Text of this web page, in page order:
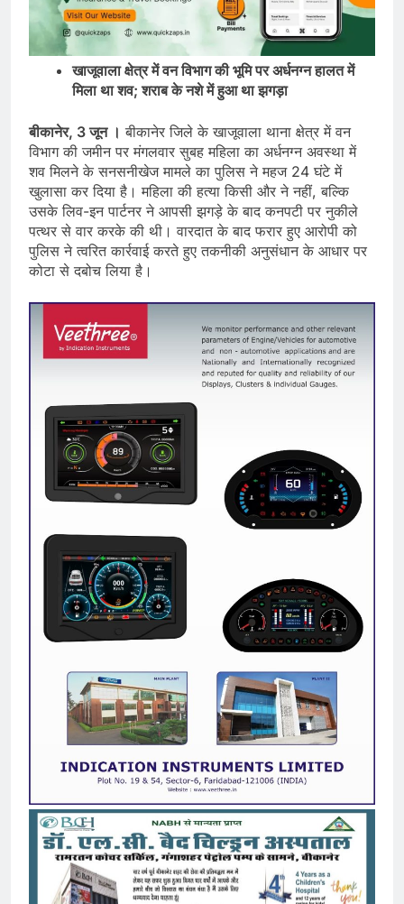
खाजूवाला क्षेत्र में वन विभाग की भूमि पर अर्धनग्न हालत में
मिला था शव; शराब के नशे में हुआ था झगड़ा
बीकानेर, 3 जून । बीकानेर जिले के खाजूवाला थाना क्षेत्र में वन
विभाग की जमीन पर मंगलवार सुबह महिला का अर्धनग्न अवस्था में
शव मिलने के सनसनीखेज मामले का पुलिस ने महज 24 घंटे में
खुलासा कर दिया है। महिला की हत्या किसी और ने नहीं, बल्कि
उसके लिव-इन पार्टनर ने आपसी झगड़े के बाद कनपटी पर नुकीले
पत्थर से वार करके की थी। वारदात के बाद फरार हुए आरोपी को
पुलिस ने त्वरित कार्रवाई करते हुए तकनीकी अनुसंधान के आधार पर
कोटा से दबोच लिया है।